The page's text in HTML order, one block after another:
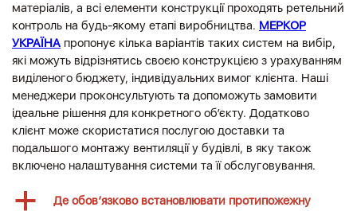
матеріалів, а всі елементи конструкції проходять ретельний
контроль на будь-якому етапі виробництва. МЕРКОР
УКРАЇНА пропонує кілька варіантів таких систем на вибір,
які можуть відрізнятись своєю конструкцією з урахуванням
виділеного бюджету, індивідуальних вимог клієнта. Наші
менеджери проконсультують та допоможуть замовити
ідеальне рішення для конкретного об’єкту. Додатково
клієнт може скористатися послугою доставки та
подальшого монтажу вентиляції у будівлі, в яку також
включено налаштування системи та її обслуговування.
a
Де обов’язково встановлювати протипожежну